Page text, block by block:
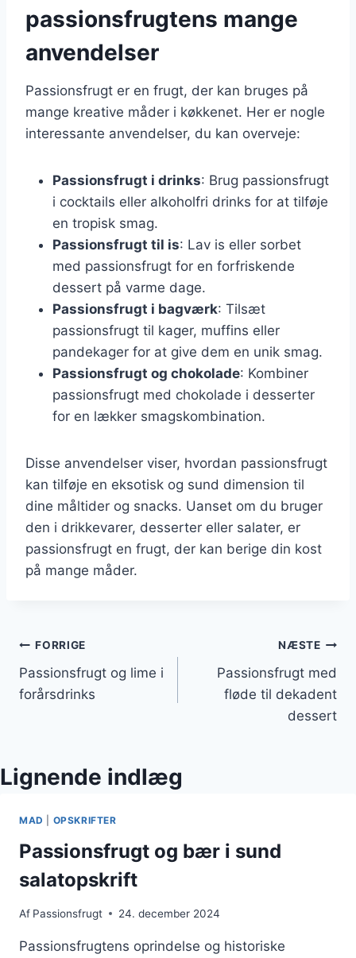
passionsfrugtens mange
anvendelser
Passionsfrugt er en frugt, der kan bruges på
mange kreative måder i køkkenet. Her er nogle
interessante anvendelser, du kan overveje:
Passionsfrugt i drinks: Brug passionsfrugt
i cocktails eller alkoholfri drinks for at tilføje
en tropisk smag.
Passionsfrugt til is: Lav is eller sorbet
med passionsfrugt for en forfriskende
dessert på varme dage.
Passionsfrugt i bagværk: Tilsæt
passionsfrugt til kager, muffins eller
pandekager for at give dem en unik smag.
Passionsfrugt og chokolade: Kombiner
passionsfrugt med chokolade i desserter
for en lækker smagskombination.
Disse anvendelser viser, hvordan passionsfrugt
kan tilføje en eksotisk og sund dimension til
dine måltider og snacks. Uanset om du bruger
den i drikkevarer, desserter eller salater, er
passionsfrugt en frugt, der kan berige din kost
på mange måder.
Indlægsnavigation
FORRIGE
Passionsfrugt og lime i
forårsdrinks
NÆSTE
Passionsfrugt med
fløde til dekadent
dessert
Lignende indlæg
MAD OPSKRIFTER
Passionsfrugt og bær i sund
salatopskrift
Af Passionsfrugt 24. december 2024
Passionsfrugtens oprindelse og historiske